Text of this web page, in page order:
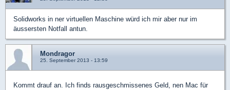
Solidworks in ner virtuellen Maschine würd ich mir aber nur im
äussersten Notfall antun.
Mondragor
25. September 2013 - 13:59
Kommt drauf an. Ich finds rausgeschmissenes Geld, nen Mac für